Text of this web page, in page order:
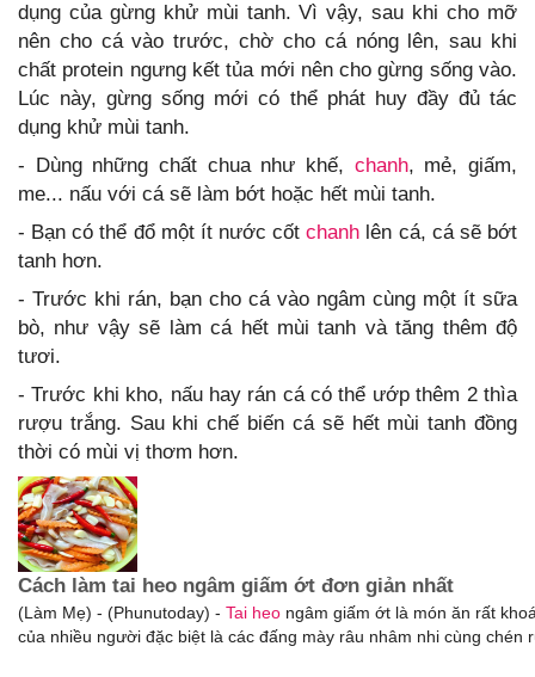
dụng của gừng khử mùi tanh. Vì vậy, sau khi cho mỡ
nên cho cá vào trước, chờ cho cá nóng lên, sau khi
chất protein ngưng kết tủa mới nên cho gừng sống vào.
Lúc này, gừng sống mới có thể phát huy đầy đủ tác
dụng khử mùi tanh.
- Dùng những chất chua như khế, chanh, mẻ, giấm,
me... nấu với cá sẽ làm bớt hoặc hết mùi tanh.
- Bạn có thể đổ một ít nước cốtchanh lên cá, cá sẽ bớt
tanh hơn.
- Trước khi rán, bạn cho cá vào ngâm cùng một ít sữa
bò, như vậy sẽ làm cá hết mùi tanh và tăng thêm độ
tươi.
- Trước khi kho, nấu hay rán cá có thể ướp thêm 2 thìa
rượu trắng. Sau khi chế biến cá sẽ hết mùi tanh đồng
thời có mùi vị thơm hơn.
Cách làm tai heo ngâm giấm ớt đơn giản nhất
(Làm Mẹ) - (Phunutoday) - Tai heo ngâm giấm ớt là món ăn rất
của nhiều người đặc biệt là các đấng mày râu nhâm nhi cùng chén